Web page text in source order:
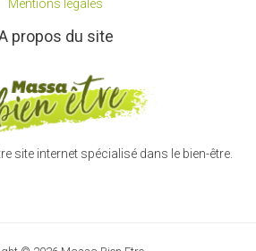
Mentions légales
propos du site
site internet spécialisé dans le bien-être.